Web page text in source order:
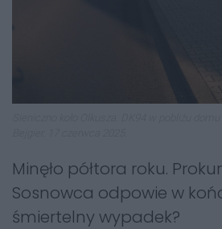
Minęło półtora roku.
Sosnowca odpowie w
śmiertelny wypadek?